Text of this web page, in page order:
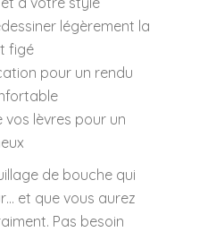
légèrement la
figé
pour un rendu
vos lèvres pour un
de bouche qui
et que vous aurez
Pas besoin